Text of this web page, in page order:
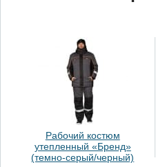
Рабочий костюм
утепленный «Бренд»
(темно-серый/черный)